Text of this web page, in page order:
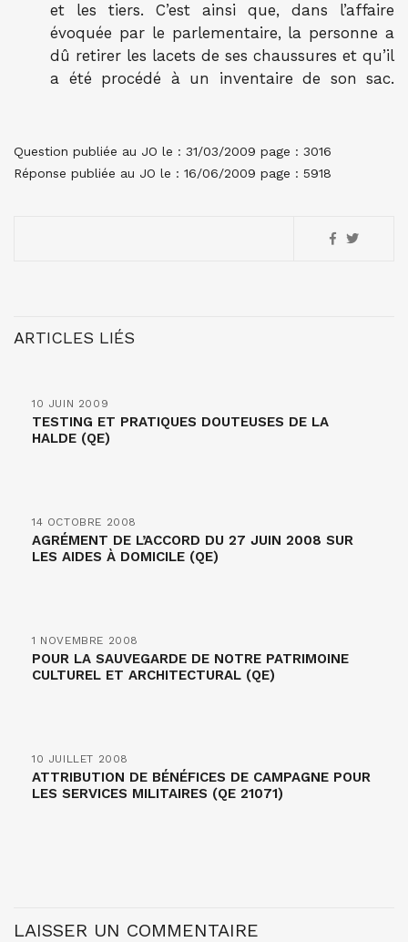
et les tiers. C’est ainsi que, dans l’affaire
évoquée par le parlementaire, la personne a
dû retirer les lacets de ses chaussures et qu’il
a été procédé à un inventaire de son sac.
Question publiée au JO le : 31/03/2009 page : 3016
Réponse publiée au JO le : 16/06/2009 page : 5918
ARTICLES LIÉS
10 JUIN 2009
TESTING ET PRATIQUES DOUTEUSES DE LA
HALDE (QE)
14 OCTOBRE 2008
AGRÉMENT DE L’ACCORD DU 27 JUIN 2008 SUR
LES AIDES À DOMICILE (QE)
1 NOVEMBRE 2008
POUR LA SAUVEGARDE DE NOTRE PATRIMOINE
CULTUREL ET ARCHITECTURAL (QE)
10 JUILLET 2008
ATTRIBUTION DE BÉNÉFICES DE CAMPAGNE POUR
LES SERVICES MILITAIRES (QE 21071)
LAISSER UN COMMENTAIRE